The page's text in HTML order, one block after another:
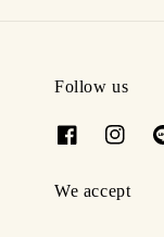
Follow us
We accept